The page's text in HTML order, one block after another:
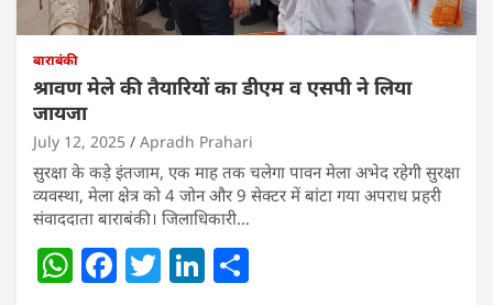
बाराबंकी
श्रावण मेले की तैयारियों का डीएम व एसपी ने लिया
जायजा
July 12, 2025 Apradh Prahari
सुरक्षा के कड़े इंतजाम, एक माह तक चलेगा पावन मेला अभेद रहेगी सुरक्षा
व्यवस्था, मेला क्षेत्र को 4 जोन और 9 सेक्टर में बांटा गया अपराध प्रहरी
संवाददाता बाराबंकी। जिलाधिकारी…
W F T Li